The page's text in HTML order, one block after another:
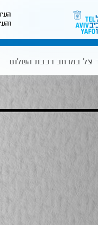
רכבת השלום 4.8.26